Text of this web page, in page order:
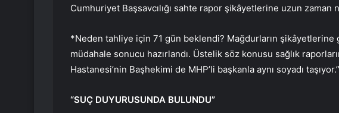
Cumhuriyet Başsavcılığı sahte rapor şikâyetlerine uzun zaman
*Neden tahliye için 71 gün beklendi? Mağdurların şikâyetlerine
müdahale sonucu hazırlandı. Üstelik söz konusu sağlık
Hastanesi’nin Başhekimi de MHP’li başkanla aynı soyadı taşıyor.”
“SUÇ DUYURUSUNDA BULUNDU”